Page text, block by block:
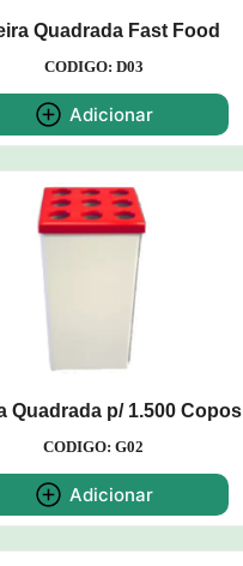
Quadrada Fast Food
CODIGO: D03
Adicionar
Quadrada p/ 1.500 Copos
CODIGO: G02
Adicionar